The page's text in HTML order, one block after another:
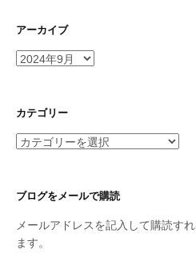
アーカイブ
ア
イ
カテゴリー
カ
リ
ブログをメールで購読
メールアドレスを記入して購読す
ます。